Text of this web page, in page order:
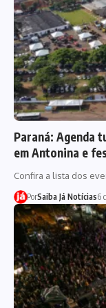
Paraná: Agenda
em Antonina e
Confira a lista dos
PorSaiba Já Notícias6